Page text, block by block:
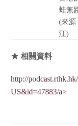
蛙無
(來源
江)
★ 相關資料
http://
US&id=47883/a>